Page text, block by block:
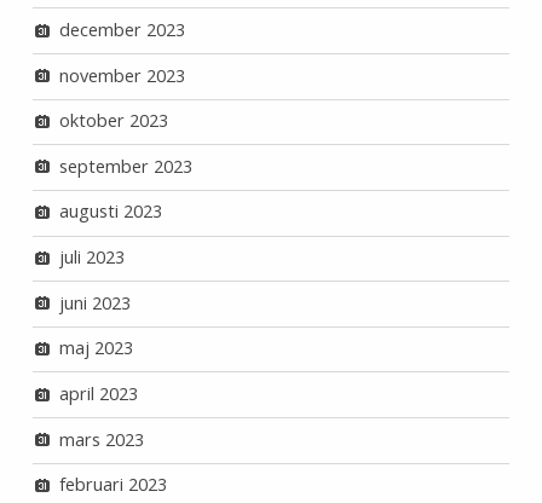
december 2023
november 2023
oktober 2023
september 2023
augusti 2023
juli 2023
juni 2023
maj 2023
april 2023
mars 2023
februari 2023